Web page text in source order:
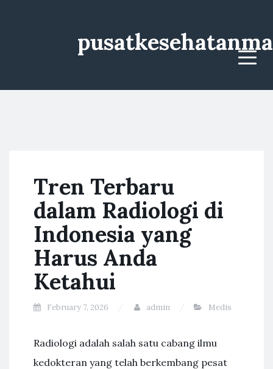
Menu
Tren Terbaru
dalam Radiologi di
Indonesia yang
Harus Anda
Ketahui
February 7, 2026 admin Medis
Radiologi adalah salah satu cabang ilmu
kedokteran yang telah berkembang pesat